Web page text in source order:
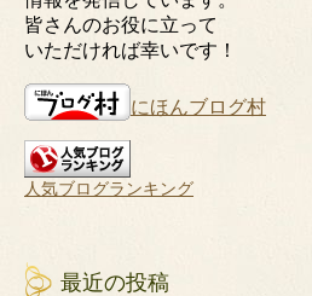
皆さんのお役に立って
いただければ幸いです！
にほんブログ村
人気ブログランキング
最近の投稿